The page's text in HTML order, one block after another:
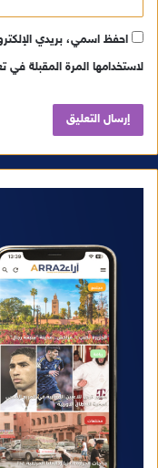
احفظ اسمي، بريدي
لاستخدامها المرة المقبلة في